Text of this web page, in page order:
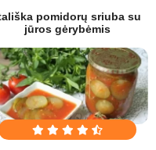
pomidorų sriuba su
jūros gėrybėmis